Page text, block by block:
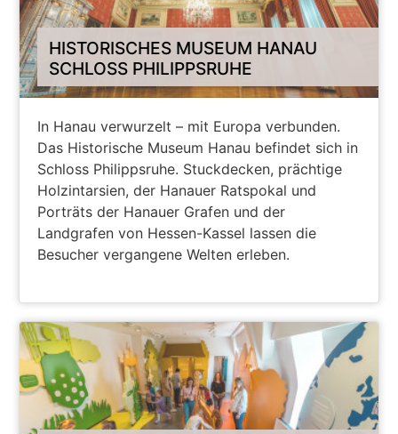
HISTORISCHES MUSEUM HANAU
SCHLOSS PHILIPPSRUHE
In Hanau verwurzelt – mit Europa verbunden.
Das Historische Museum Hanau befindet sich in
Schloss Philippsruhe. Stuckdecken, prächtige
Holzintarsien, der Hanauer Ratspokal und
Porträts der Hanauer Grafen und der
Landgrafen von Hessen-Kassel lassen die
Besucher vergangene Welten erleben.